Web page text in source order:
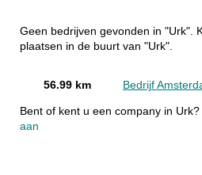
Geen bedrijven gevonden in "Urk".
plaatsen in de buurt van "Urk".
56.99 km Bedrijf
Bent of kent u een company in Urk?
aan